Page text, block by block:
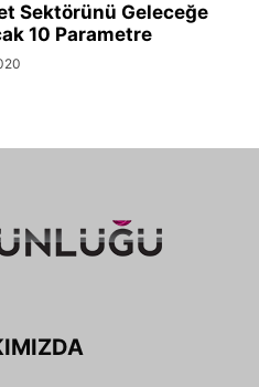
Sektörünü Geleceğe
10 Parametre